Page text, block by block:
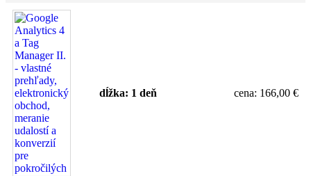
dĺžka: 1 deň cena: 166,00 €